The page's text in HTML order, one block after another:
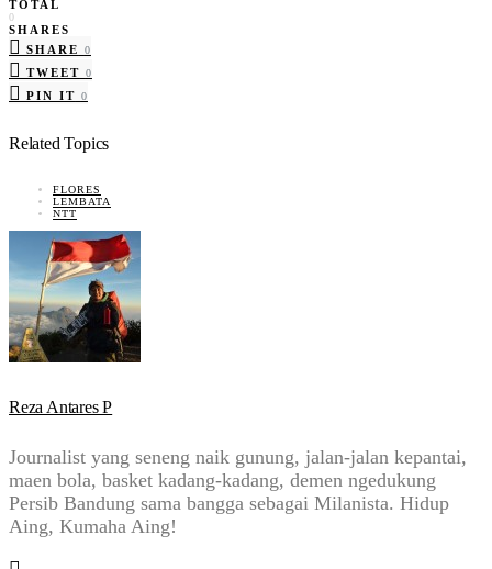
TOTAL
0
SHARES
SHARE
0
TWEET 0
PIN IT 0
Related Topics
FLORES
LEMBATA
NTT
Reza Antares P
Journalist yang seneng naik gunung, jalan-jalan kepantai,
maen bola, basket kadang-kadang, demen ngedukung
Persib Bandung sama bangga sebagai Milanista. Hidup
Aing, Kumaha Aing!